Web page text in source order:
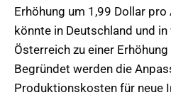
Erhöhung um 1,99 Dollar
könnte in Deutschland und
Österreich zu einer
Begründet werden die
Produktionskosten für neue